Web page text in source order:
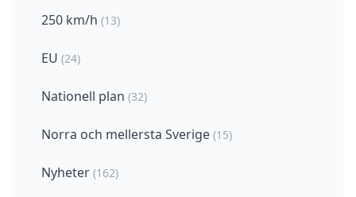
250 km/h (13)
EU (24)
Nationell plan (32)
Norra och mellersta Sverige (15)
Nyheter (162)